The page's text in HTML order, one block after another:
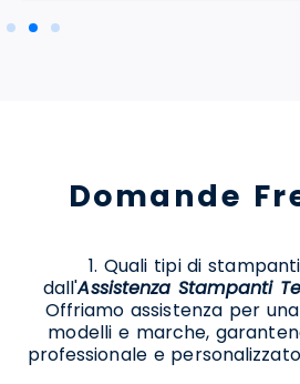
Domande
1. Quali tipi di
dall'Assistenza Stampanti
Offriamo assistenza per
modelli e marche,
professionale e